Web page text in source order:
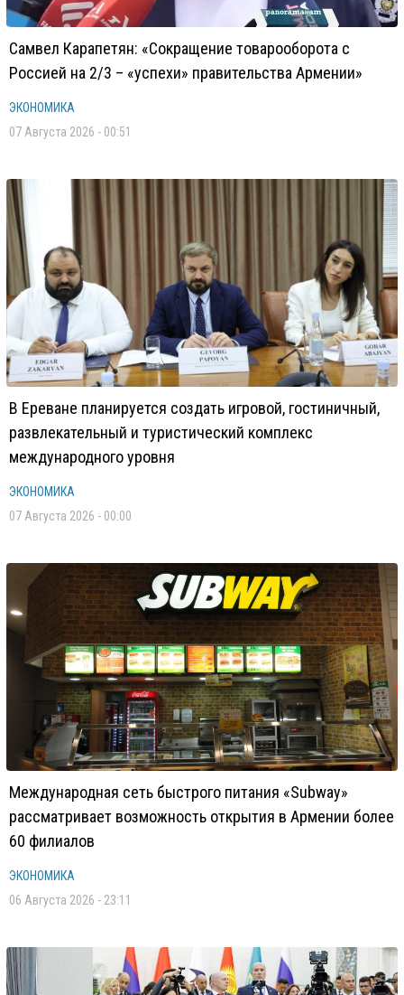
Самвел Карапетян: «Сокращение товарооборота с
Россией на 2/3 – «успехи» правительства Армении»
ЭКОНОМИКА
07 Августа 2026 - 00:51
В Ереване планируется создать игровой, гостиничный,
развлекательный и туристический комплекс
международного уровня
ЭКОНОМИКА
07 Августа 2026 - 00:00
Международная сеть быстрого питания «Subway»
рассматривает возможность открытия в Армении более
60 филиалов
ЭКОНОМИКА
06 Августа 2026 - 23:11